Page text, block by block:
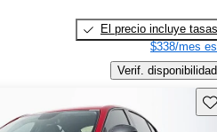
El precio incluye tasas
$338/mes
Verif. disponibilidad